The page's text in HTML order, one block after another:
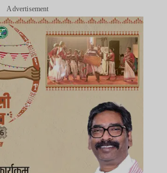
Advertisement